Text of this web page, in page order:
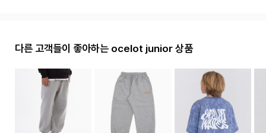
다른 고객들이 좋아하는 ocelot junior 상품